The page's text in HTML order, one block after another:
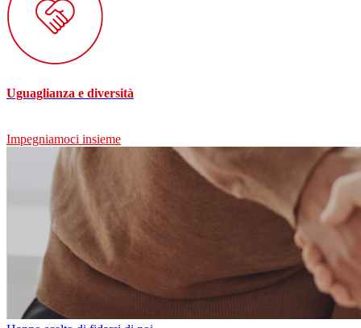
Uguaglianza e diversità
Impegniamoci insieme